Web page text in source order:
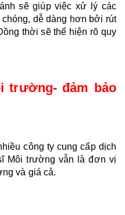
sẽ giúp việc xử lý các
dễ dàng hơn bởi rút
thời sẽ thể hiện rõ quy
trường- đảm bảo
công ty cung cấp dịch
Môi trường vẫn là đơn vị
và giá cả.